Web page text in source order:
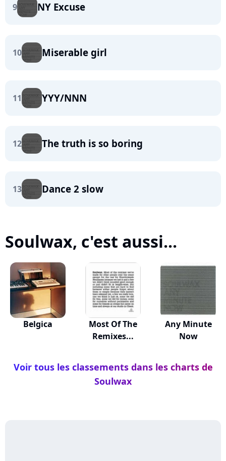
9 NY Excuse
10 Miserable girl
11 YYY/NNN
12 The truth is so boring
13 Dance 2 slow
Soulwax, c'est aussi...
Belgica
Most Of The
Remixes...
Any Minute
Now
Voir tous les classements dans les charts de
Soulwax